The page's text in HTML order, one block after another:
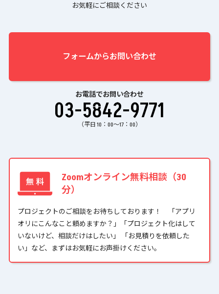
お気軽にご相談ください
フォームからお問い合わせ
お電話でお問い合わせ
03-5842-9771
（平日 10：00〜17：00）
Zoomオンライン無料相談（30
分）
プロジェクトのご相談をお待ちしております！ 「アプリ
オリにこんなこと頼めますか？」「プロジェクト化はして
いないけど、相談だけはしたい」 「お見積りを依頼した
い」など、まずはお気軽にお声掛けください。